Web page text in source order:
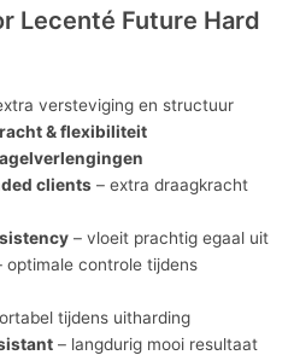
Lecenté Future Hard
versteviging en structuur
& flexibiliteit
clients – extra draagkracht
– vloeit prachtig egaal uit
optimale controle tijdens
tijdens uitharding
– langdurig mooi resultaat